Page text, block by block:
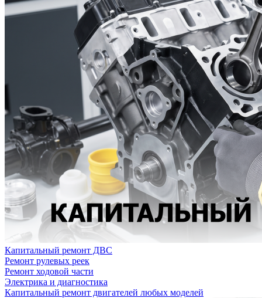
Капитальный ремонт ДВС
Ремонт рулевых реек
Ремонт ходовой части
Электрика и диагностика
Капитальный ремонт двигателей любых моделей